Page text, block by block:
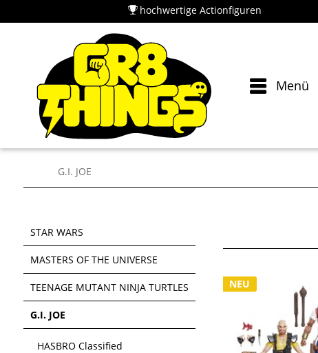
hochwertige Actionfiguren
Menü
G.I. JOE
STAR WARS
MASTERS OF THE UNIVERSE
TEENAGE MUTANT NINJA TURTLES
G.I. JOE
HASBRO Classified
NEU